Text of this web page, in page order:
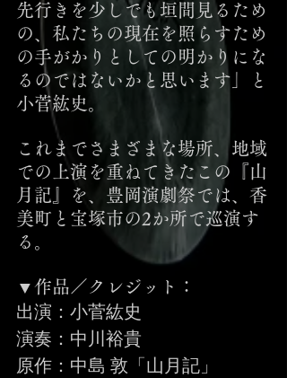
先行きを少しでも垣間見るため
の、私たちの現在を照らすため
の手がかりとしての明かりにな
るのではないかと思います」と
小菅紘史。
これまでさまざまな場所、地域
での上演を重ねてきたこの『山
月記』を、豊岡演劇祭では、香
美町と宝塚市の2か所で巡演す
る。
▼作品／クレジット：
出演：小菅紘史
演奏：中川裕貴
原作：中島 敦「山月記」